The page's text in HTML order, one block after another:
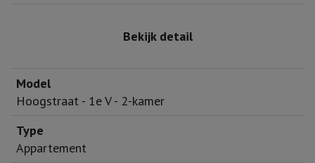
Bekijk detail
Hoogstraat - 1e V - 2-kamer
Appartement